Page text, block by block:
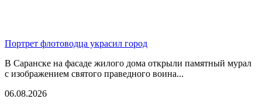
Портрет флотоводца украсил город
В Саранске на фасаде жилого дома открыли памятный мурал
с изображением святого праведного воина...
06.08.2026